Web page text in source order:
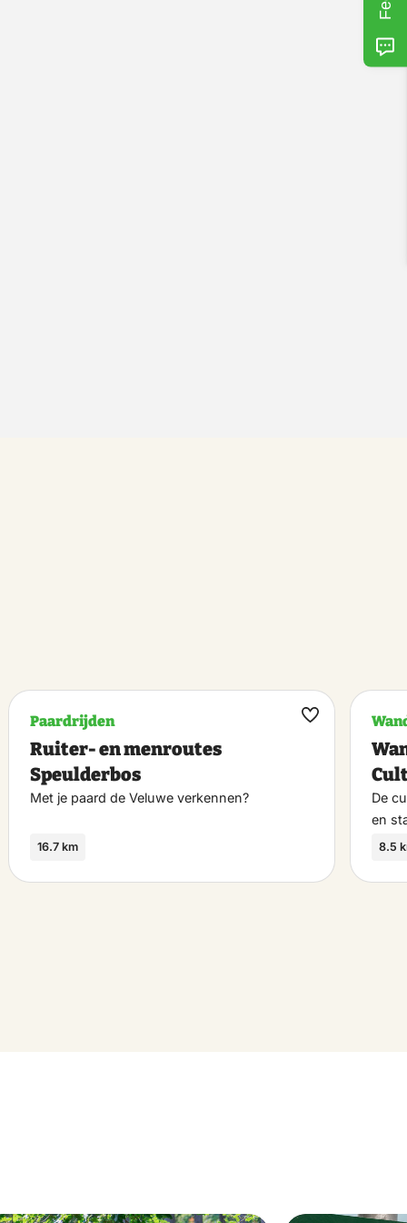
Paardrijden
Ruiter- en menroutes
Speulderbos
Met je paard de Veluwe verkennen?
16.7 km
Maak
De
en
8.5